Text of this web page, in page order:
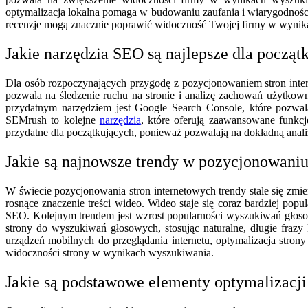
optymalizacja lokalna pomaga w budowaniu zaufania i
recenzje mogą znacznie poprawić widoczność Twojej firmy w
Jakie narzędzia SEO są najlepsze dla
Dla osób rozpoczynających przygodę z pozycjonowaniem stron
pozwala na śledzenie ruchu na stronie i analizę zachowań
przydatnym narzędziem jest Google Search Console, które
SEMrush to kolejne narzędzia, które oferują zaawansowane
przydatne dla początkujących, ponieważ pozwalają na dokładną
Jakie są najnowsze trendy w
W świecie pozycjonowania stron internetowych trendy stale się
rosnące znaczenie treści wideo. Wideo staje się coraz bardziej
SEO. Kolejnym trendem jest wzrost popularności wyszukiwań
strony do wyszukiwań głosowych, stosując naturalne, długie
urządzeń mobilnych do przeglądania internetu, optymalizacja
widoczności strony w wynikach wyszukiwania.
Jakie są podstawowe elementy